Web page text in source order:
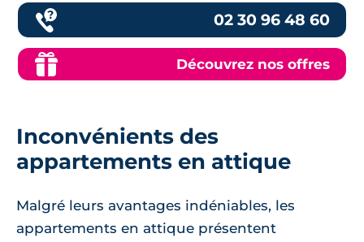
02 30 96 48 60
Découvrez nos offres
Inconvénients des
appartements en attique
Malgré leurs avantages indéniables, les
appartements en attique présentent